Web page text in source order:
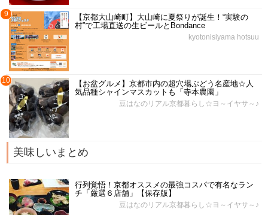
9
【京都大山崎町】大山崎に夏祭りが誕生！“実験の
村”で工場直送の生ビールとBondance
kyotonisiyama hotsuu
10
【お盆グルメ】京都市内の超穴場ぶどう名産地☆人
気品種シャインマスカットも「寺本農園」
豆はなのリアル京都暮らし☆ヨ～イヤサ～♪
美味しいまとめ
行列覚悟！京都オススメの最強コスパで有名なラン
チ「厳選６店舗」【保存版】
豆はなのリアル京都暮らし☆ヨ～イヤサ～♪